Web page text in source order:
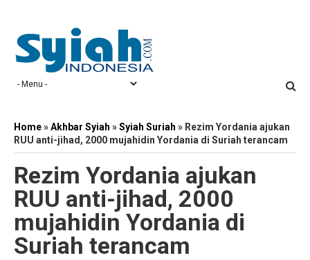
Home»Akhbar Syiah »Syiah Suriah » Rezim Yordania ajukan
RUU anti-jihad, 2000 mujahidin Yordania di Suriah terancam
Rezim Yordania ajukan
RUU anti-jihad, 2000
mujahidin Yordania di
Suriah terancam